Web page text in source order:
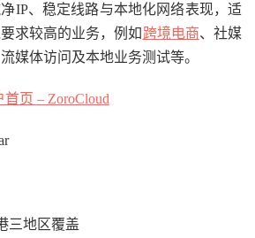
IP、稳定线路与本地化网络表现，适
求较高的业务，例如 跨境电商、社媒
媒体访问及本地业务测试等。
首页 – ZoroCloud
三地区覆盖